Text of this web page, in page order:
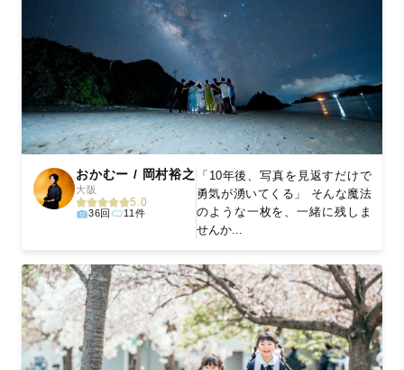
おかむー / 岡村裕之
大阪
5.0
36回 11件
「10年後、写真を見返すだけで
勇気が湧いてくる」 そんな魔法
のような一枚を、一緒に残しま
せんか...